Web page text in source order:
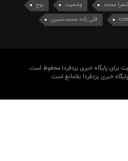
محمد وضعیت
نوح
قلی زاده محمدحسین
برای پایگاه خبری یزدفردا محفوظ است.
خبری یزدفردا بلامانع است.